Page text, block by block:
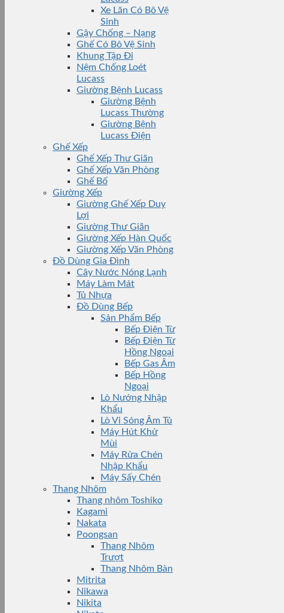
Xe Lăn Có Bô Vệ
Sinh
Gậy Chống – Nạng
Ghế Có Bô Vệ Sinh
Khung Tập Đi
Nệm Chống Loét
Lucass
Giường Bệnh Lucass
Giường Bệnh
Lucass Thường
Giường Bệnh
Lucass Điện
Ghế Xếp
Ghế Xếp Thư Giãn
Ghế Xếp Văn Phòng
Ghế Bố
Giường Xếp
Giường Ghế Xếp Duy
Lợi
Giường Thư Giãn
Giường Xếp Hàn Quốc
Giường Xếp Văn Phòng
Đồ Dùng Gia Đình
Cây Nước Nóng Lạnh
Máy Làm Mát
Tủ Nhựa
Đồ Dùng Bếp
Sản Phẩm Bếp
Bếp Điện Từ
Bếp Điện Từ
Hồng Ngoại
Bếp Gas Âm
Bếp Hồng
Ngoại
Lò Nướng Nhập
Khẩu
Lò Vi Sóng Âm Tủ
Máy Hút Khử
Mùi
Máy Rửa Chén
Nhập Khẩu
Máy Sấy Chén
Thang Nhôm
Thang nhôm Toshiko
Kagami
Nakata
Poongsan
Thang Nhôm
Trượt
Thang Nhôm Bàn
Mitrita
Nikawa
Nikita